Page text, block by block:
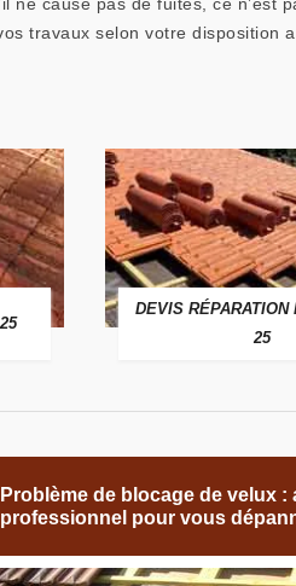
travaux selon votre disposition
DEVIS RÉPARATION
25
Problème de blocage de velux :
professionnel pour vous